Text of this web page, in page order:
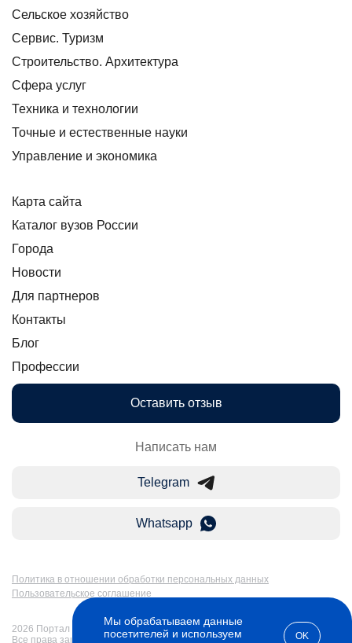
Сельское хозяйство
Сервис. Туризм
Строительство. Архитектура
Сфера услуг
Техника и технологии
Точные и естественные науки
Управление и экономика
Карта сайта
Каталог вузов России
Города
Новости
Для партнеров
Контакты
Блог
Профессии
Оставить отзыв
Написать нам
Telegram
Whatsapp
Политика в отношении обработки персональных данных
Пользовательское соглашение
2026 Портал Бакалавр-Магистр: дистанционное образование в России.
Все права защищены
Мы обрабатываем данные
посетителей и используем
OK